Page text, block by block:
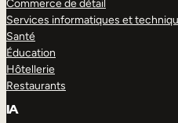
Commerce de détail
Services informatiques et
Santé
Éducation
Hôtellerie
Restaurants
IA